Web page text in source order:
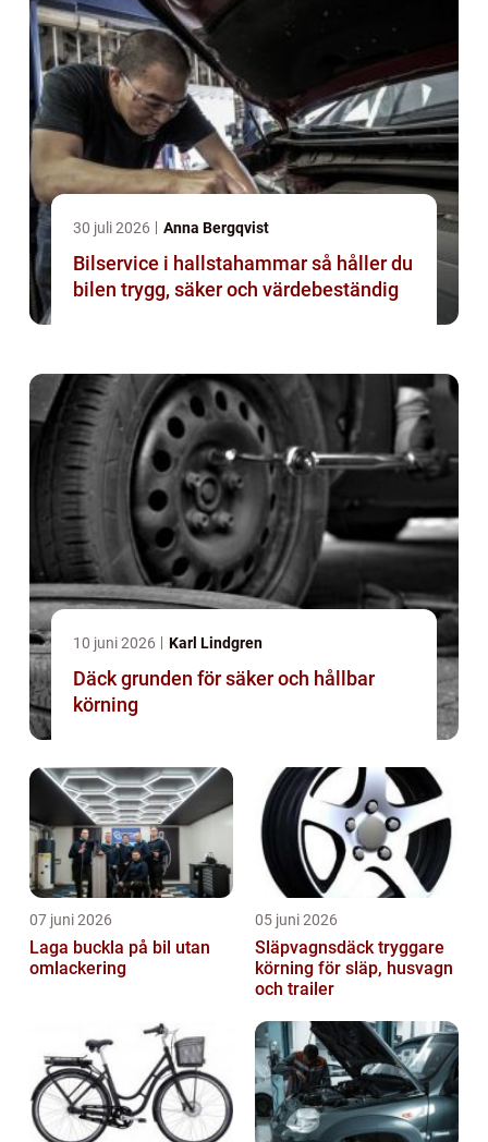
30 juli 2026 Anna Bergqvist
Bilservice i hallstahammar så håller du
bilen trygg, säker och värdebeständig
10 juni 2026 Karl Lindgren
Däck grunden för säker och hållbar
körning
07 juni 2026
Laga buckla på bil utan
omlackering
05 juni 2026
Släpvagnsdäck tryggare
körning för släp, husvagn
och trailer